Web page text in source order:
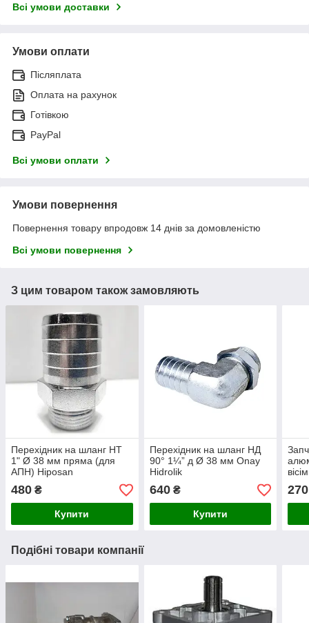
Всі умови доставки
Умови оплати
Післяплата
Оплата на рахунок
Готівкою
PayPal
Всі умови оплати
Умови повернення
Повернення товару впродовж 14 днів за домовленістю
Всі умови повернення
З цим товаром також замовляють
Перехідник на шланг НТ
1" Ø 38 мм пряма (для
АПН) Hiposan
480 ₴
Купити
Перехідник на шланг НД
90° 1¼” д Ø 38 мм Onay
Hidrolik
640₴
Купити
270
Подібні товари компанії